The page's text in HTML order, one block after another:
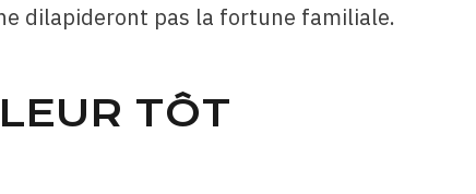
dilapideront pas la fortune familiale.
TÔT